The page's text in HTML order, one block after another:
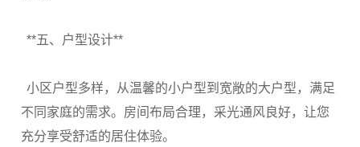
**五、户型设计**
小区户型多样，从温馨的小户型到宽敞的大户型，满足
不同家庭的需求。房间布局合理，采光通风良好，让您
充分享受舒适的居住体验。